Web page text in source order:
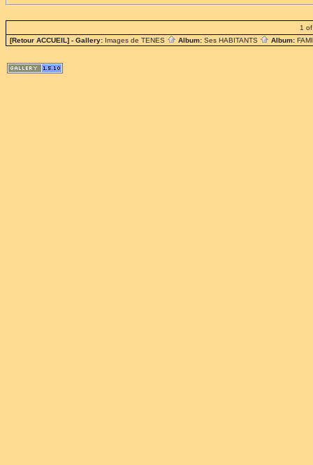
1
[Retour ACCUEIL] - Gallery: Images de TENES Album: Ses HABITANTS Album: